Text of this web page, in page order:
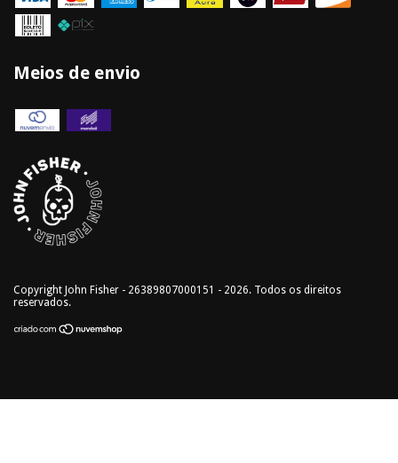
Meios de envio
Copyright John Fisher - 26389807000151 - 2026. Todos os direitos
reservados.